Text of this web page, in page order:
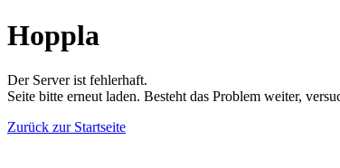
Hoppla
Der Server ist fehlerhaft.
Seite bitte erneut laden. Besteht das Problem weiter,
Zurück zur Startseite